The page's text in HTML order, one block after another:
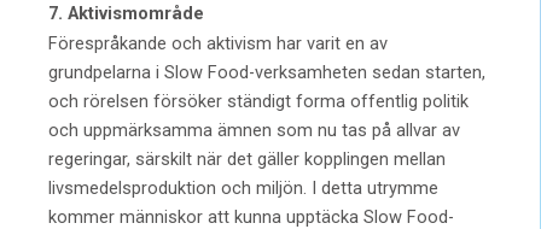
7. Aktivismområde
Förespråkande och aktivism har varit en av
grundpelarna i Slow Food-verksamheten sedan starten,
och rörelsen försöker ständigt forma offentlig politik
och uppmärksamma ämnen som nu tas på allvar av
regeringar, särskilt när det gäller kopplingen mellan
livsmedelsproduktion och miljön. I detta utrymme
kommer människor att kunna upptäcka Slow Food-